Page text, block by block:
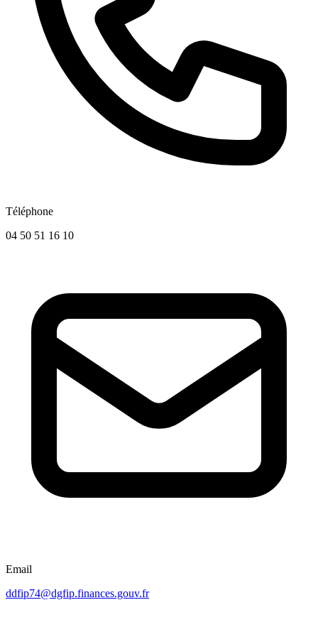
Téléphone
04 50 51 16 10
Email
ddfip74@dgfip.finances.gouv.fr